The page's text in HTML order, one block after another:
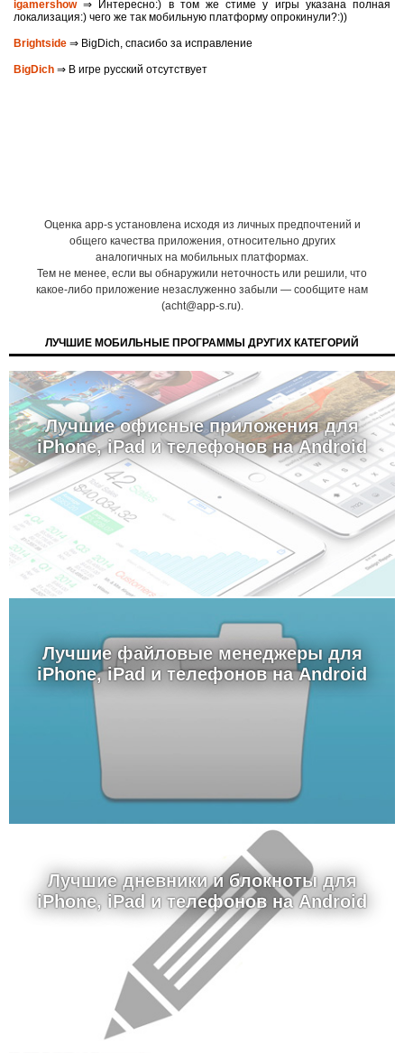
igamershow⇒ Интересно:) в том же стиме у игры указана полная
локализация:) чего же так мобильную платформу опрокинули?:))
Brightside ⇒ BigDich, спасибо за исправление
BigDich ⇒ В игре русский отсутствует
Оценка app-s установлена исходя из личных предпочтений и
общего качества приложения, относительно других
аналогичных на мобильных платформах.
Тем не менее, если вы обнаружили неточность или решили, что
какое-либо приложение незаслуженно забыли — сообщите нам
(acht@app-s.ru).
ЛУЧШИЕ МОБИЛЬНЫЕ ПРОГРАММЫ ДРУГИХ КАТЕГОРИЙ
Лучшие офисные приложения для
iPhone, iPad и телефонов на Android
Лучшие файловые менеджеры для
iPhone, iPad и телефонов на Android
Лучшие дневники и блокноты для
iPhone, iPad и телефонов на Android